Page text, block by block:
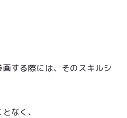
する際には、そのスキルシ
なく、